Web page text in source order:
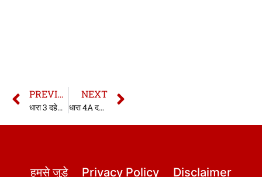
PREVIOUS
धारा 3 दहेज प्रतिषेध अधिनियम | 3 Dowry Prohibition Act in hindi
NEXT
धारा 4A दहेज प्रतिषेध अधिनियम | 4A Dowry Prohibition Act in hindi
हमसे जुड़े Privacy Policy Disclaimer